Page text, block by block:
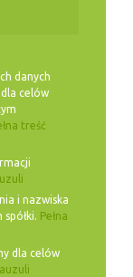
danych
celów
treść
i nazwiska
Pełna
dla celów